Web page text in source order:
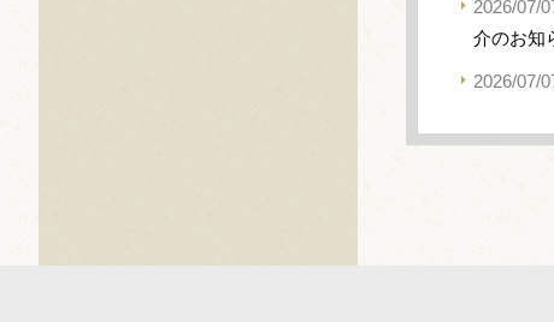
2026/07/
介のお知
2026/07/